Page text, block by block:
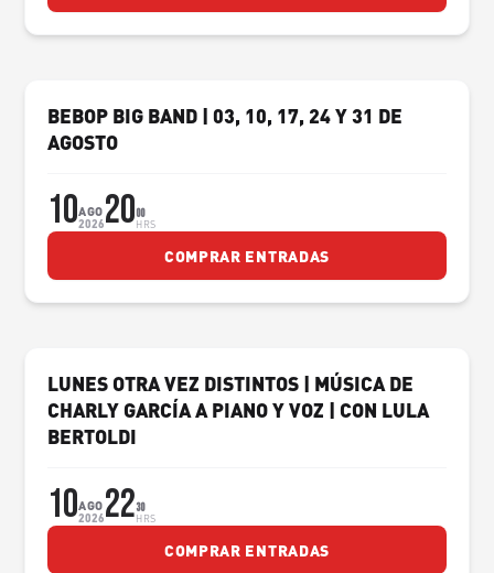
BEBOP BIG BAND | 03, 10, 17, 24 Y 31 DE
AGOSTO
10AGO
20262000
HRS
COMPRAR ENTRADAS
LUNES OTRA VEZ DISTINTOS | MÚSICA DE
CHARLY GARCÍA A PIANO Y VOZ | CON LULA
BERTOLDI
10AGO
20262230
HRS
COMPRAR ENTRADAS